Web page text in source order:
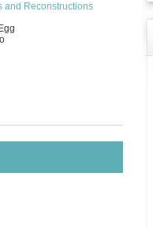
and Reconstructions